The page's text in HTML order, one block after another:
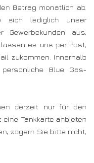
Betrag monatlich ab.
sich lediglich unser
Gewerbekunden aus,
es uns per Post,
zukommen. Innerhalb
Blue Gas-
derzeit nur für den
Tankkarte anbieten
zögern Sie bitte nicht,